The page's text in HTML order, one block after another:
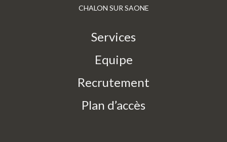
CHALON SUR SAONE
Services
Equipe
Recrutement
Plan d’accès